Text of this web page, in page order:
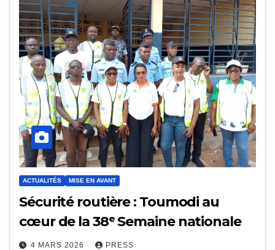
ACTUALITÉS MISE EN AVANT
Sécurité routière : Toumodi au
cœur de la 38ᵉ Semaine nationale
4 MARS 2026 PRESS